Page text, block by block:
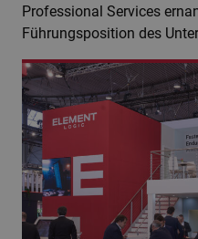
Professional Services
Führungsposition des